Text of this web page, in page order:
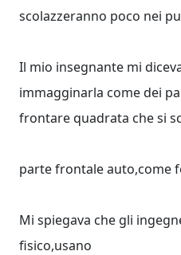
scolazzeranno poco nei
Il mio insegnante mi
immagginarla come dei
frontare quadrata che si
parte frontale auto,come
Mi spiegava che gli
fisico,usano